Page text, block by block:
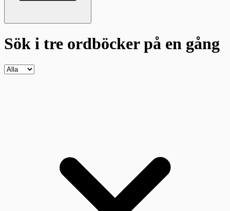
Sök i tre ordböckerpå en gång